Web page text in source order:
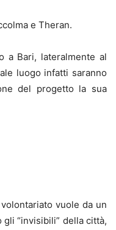
e Theran.
a Bari, lateralmente al
luogo infatti saranno
del progetto la sua
vuole da un
“invisibili” della città,